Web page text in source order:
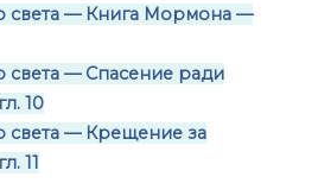
света — Книга Мормона —
света — Спасение ради
10
света — Крещение за
11